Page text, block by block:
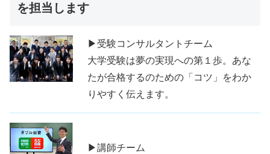
を担当します
▶受験コンサルタントチーム
大学受験は夢の実現への第１歩。あな
たが合格するのための「コツ」をわか
りやすく伝えます。
▶講師チーム